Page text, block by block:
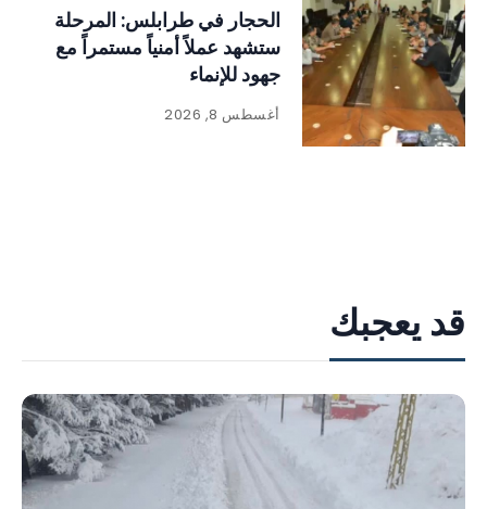
الحجار في طرابلس: المرحلة
ستشهد عملاً أمنياً مستمراً مع
جهود للإنماء
أغسطس 8, 2026
قد يعجبك